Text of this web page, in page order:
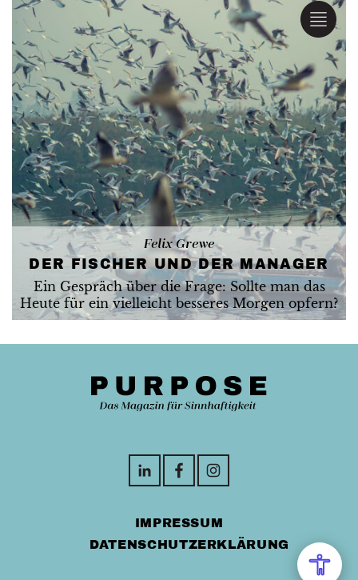
Felix Grewe
DER FISCHER UND DER MANAGER
Ein Gespräch über die Frage: Sollte man das
Heute für ein vielleicht besseres Morgen opfern?
IMPRESSUM
DATENSCHUTZERKLÄRUNG